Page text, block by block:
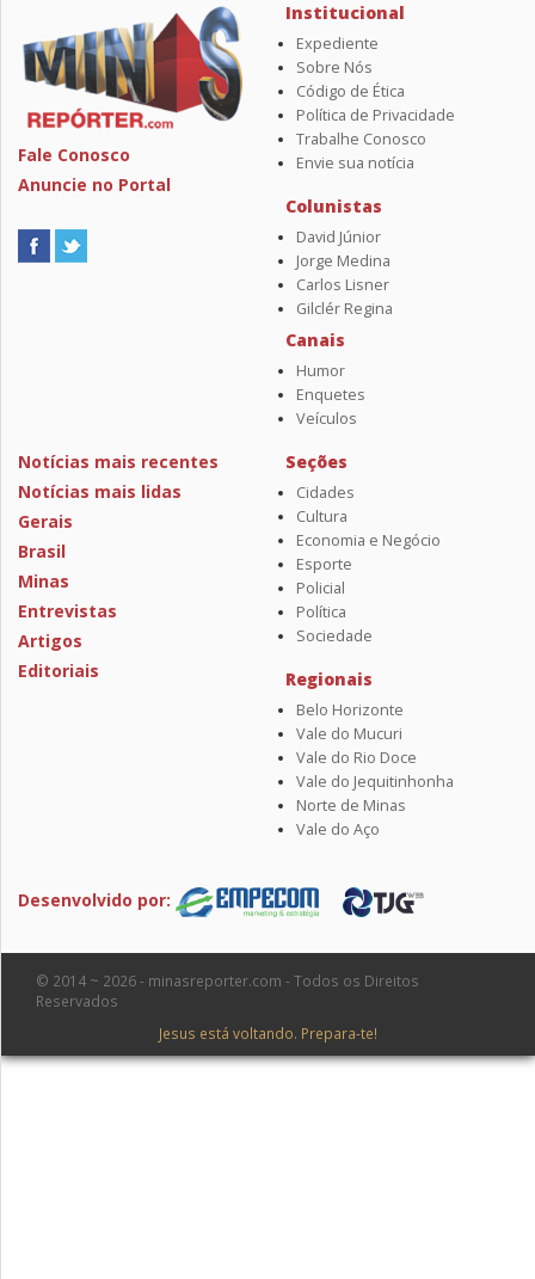
Fale Conosco
Anuncie no Portal
Institucional
Expediente
Sobre Nós
Código de Ética
Política de Privacidade
Trabalhe Conosco
Envie sua notícia
Colunistas
David Júnior
Jorge Medina
Carlos Lisner
Gilclér Regina
Canais
Humor
Enquetes
Veículos
Notícias mais recentes
Notícias mais lidas
Gerais
Brasil
Minas
Entrevistas
Artigos
Editoriais
Seções
Cidades
Cultura
Economia e Negócio
Esporte
Policial
Política
Sociedade
Regionais
Belo Horizonte
Vale do Mucuri
Vale do Rio Doce
Vale do Jequitinhonha
Norte de Minas
Vale do Aço
Desenvolvido por:
© 2014 ~ 2026 - minasreporter.com - Todos os Direitos
Reservados
Jesus está voltando. Prepara-te!